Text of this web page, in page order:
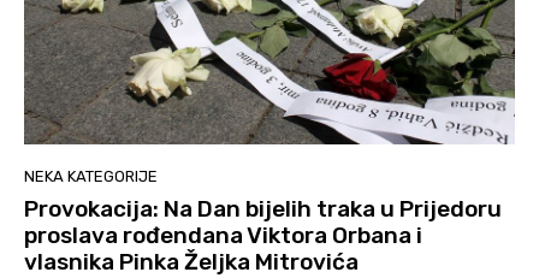
NEKA KATEGORIJE
Provokacija: Na Dan bijelih traka u Prijedoru
proslava rođendana Viktora Orbana i
vlasnika Pinka Željka Mitrovića